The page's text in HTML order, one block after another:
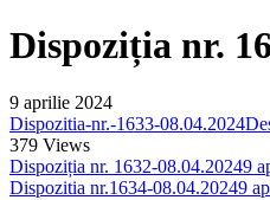
Dispoziția nr.
9 aprilie 2024
Dispozitia-nr.-1633-08.04.2024
379 Views
Dispoziția nr. 1632-08.04.20249
Dispozitia nr.1634-08.04.20249